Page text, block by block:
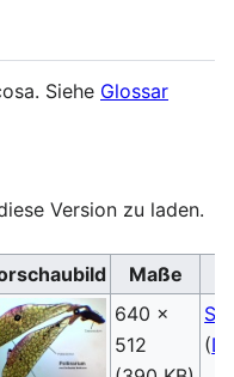
Siehe Glossar
Version zu laden.
Maße
640 ×
512
(